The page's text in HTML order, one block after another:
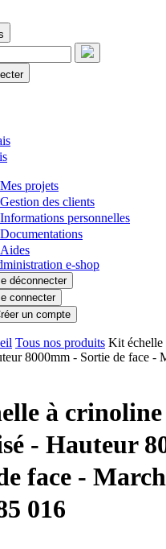
Mes projets
Gestion des clients
Informations personnelles
Documentations
Aides
e-shop
déconnecter
connecter
un compte
Tous nos produits Kit échelle
8000mm - Sortie de face -
à
- Hauteur
face -
016